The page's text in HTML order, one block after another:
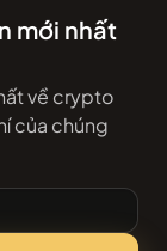
mới nhất
về crypto
của chúng